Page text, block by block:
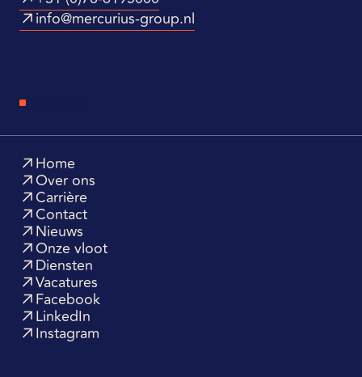
info@mercurius-group.nl
Home
Over ons
Carrière
Contact
Nieuws
Onze vloot
Diensten
Vacatures
Facebook
LinkedIn
Instagram